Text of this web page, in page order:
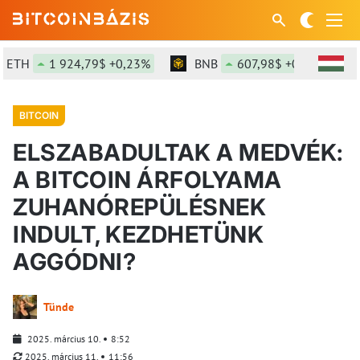
1 924,79$ +0,23% BNB 607,98$ +0,49%
BITCOIN
ELSZABADULTAK A MEDVÉK:
A BITCOIN ÁRFOLYAMA
ZUHANÓREPÜLÉSNEK
INDULT, KEZDHETÜNK
AGGÓDNI?
Tünde
2025. március 10.
8:52
2025. március 11.
11:56